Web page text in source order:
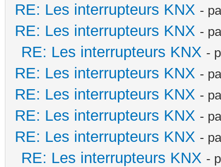
RE: Les interrupteurs KNX -
RE: Les interrupteurs KNX -
RE: Les interrupteurs KNX -
RE: Les interrupteurs KNX -
RE: Les interrupteurs KNX -
RE: Les interrupteurs KNX -
RE: Les interrupteurs KNX -
RE: Les interrupteurs KNX -